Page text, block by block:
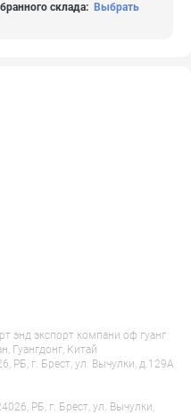
склада: Выбрать
энд экспорт компани оф гуанг
Гуангдонг, Китай
РБ, г. Брест, ул. Вычулки, д.129А
РБ, г. Брест, ул. Вычулки,